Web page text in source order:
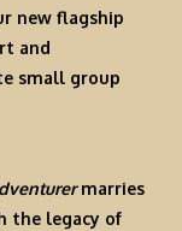
new flagship
and
small group
marries
the legacy of